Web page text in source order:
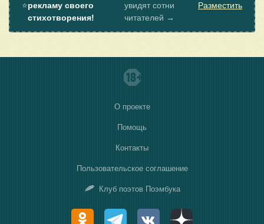
⭐рекламу своего
стихотворения!
увидят сотни
читателей →
Разместить
О проекте
Помощь
Контакты
Пользовательское соглашение
Клуб поэтов Поэмбука